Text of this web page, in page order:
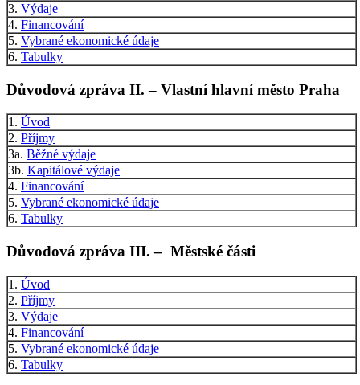
3. Výdaje
4. Financování
5. Vybrané ekonomické údaje
6. Tabulky
Důvodová zpráva II. – Vlastní hlavní město Praha
1. Úvod
2. Příjmy
3a. Běžné výdaje
3b. Kapitálové výdaje
4. Financování
5. Vybrané ekonomické údaje
6. Tabulky
Důvodová zpráva III. – Městské části
1. Úvod
2. Příjmy
3. Výdaje
4. Financování
5. Vybrané ekonomické údaje
6. Tabulky